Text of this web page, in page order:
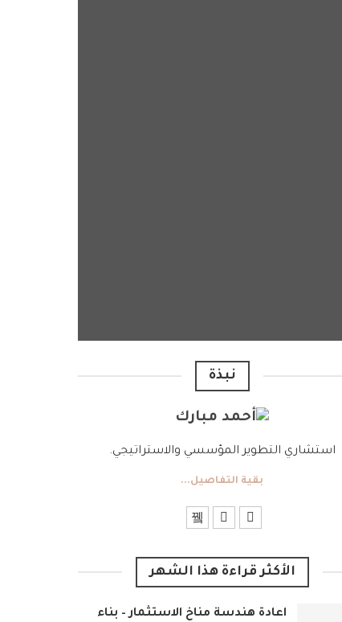
نبذة
استشاري التطوير المؤسسي والاستراتيجي.
بقية التفاصيل...
الأكثر قراءة هذا الشهر
اعادة هندسة مناخ الاستثمار – بناء